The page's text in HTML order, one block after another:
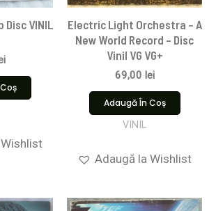
Disc VINIL
Electric Light Orchestra – A
New World Record – Disc
Vinil VG VG+
69,00 lei
Adaugă În Coș
VINIL
Adaugă la Wishlist